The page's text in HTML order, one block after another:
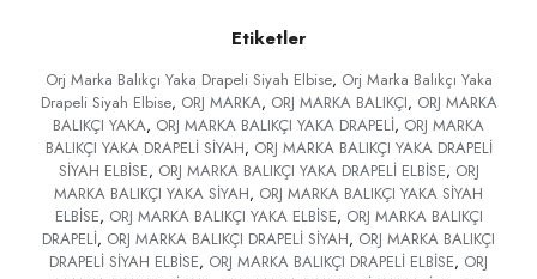
Etiketler
Orj Marka Balıkçı Yaka Drapeli Siyah Elbise, Orj Marka Balıkçı Yaka
Drapeli Siyah Elbise, ORJ MARKA, ORJ MARKA BALIKÇI, ORJ MARKA
BALIKÇI YAKA, ORJ MARKA BALIKÇI YAKA DRAPELİ, ORJ MARKA
BALIKÇI YAKA DRAPELİ SİYAH, ORJ MARKA BALIKÇI YAKA DRAPELİ
SİYAH ELBİSE, ORJ MARKA BALIKÇI YAKA DRAPELİ ELBİSE, ORJ
MARKA BALIKÇI YAKA SİYAH, ORJ MARKA BALIKÇI YAKA SİYAH
ELBİSE, ORJ MARKA BALIKÇI YAKA ELBİSE, ORJ MARKA BALIKÇI
DRAPELİ, ORJ MARKA BALIKÇI DRAPELİ SİYAH, ORJ MARKA BALIKÇI
DRAPELİ SİYAH ELBİSE, ORJ MARKA BALIKÇI DRAPELİ ELBİSE, ORJ